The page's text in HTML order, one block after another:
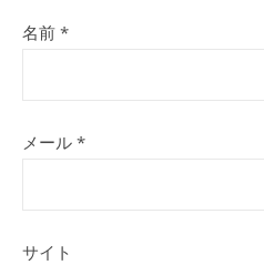
名前 *
メール *
サイト